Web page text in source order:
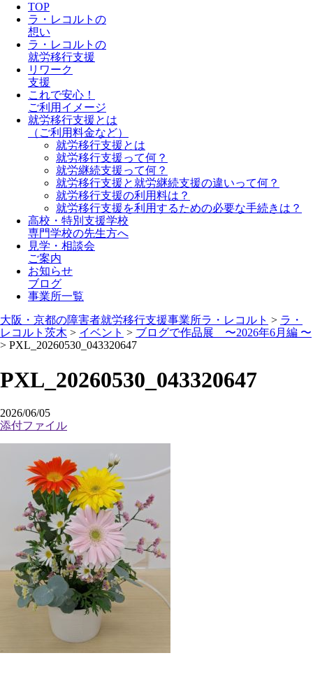
TOP
ラ・レコルトの
想い
ラ・レコルトの
就労移行支援
リワーク
支援
これで安心！
ご利用イメージ
就労移行支援とは
（ご利用料金など）
就労移行支援とは
就労移行支援って何？
就労継続支援って何？
就労移行支援と就労継続支援の違いって何？
就労移行支援の利用料は？
就労移行支援を利用するための必要な手続きは？
高校・特別支援学校
専門学校の先生方へ
見学・相談会
ご案内
お知らせ
ブログ
事業所一覧
大阪・京都の障害者就労移行支援事業所ラ・レコルト > ラ・
レコルト茨木 > イベント > ブログで作品展 〜2026年6月編 〜
> PXL_20260530_043320647
PXL_20260530_043320647
2026/06/05
添付ファイル